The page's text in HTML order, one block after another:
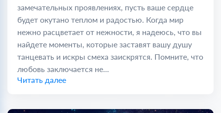
замечательных проявлениях, пусть ваше сердце
будет окутано теплом и радостью. Когда мир
нежно расцветает от нежности, я надеюсь, что вы
найдете моменты, которые заставят вашу душу
танцевать и искры смеха заискрятся. Помните, что
любовь заключается не...
Читать далее